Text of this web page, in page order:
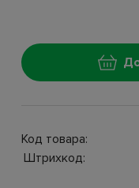
Код товара:
Штрихкод: